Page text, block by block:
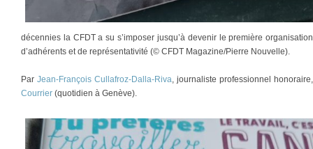
décennies la CFDT a su s’imposer jusqu’à devenir le première
d’adhérents et de représentativité (© CFDT Magazine/Pierre Nouvelle).
Par Jean-François Cullafroz-Dalla-Riva, journaliste professionnel
Courrier (quotidien à Genève).